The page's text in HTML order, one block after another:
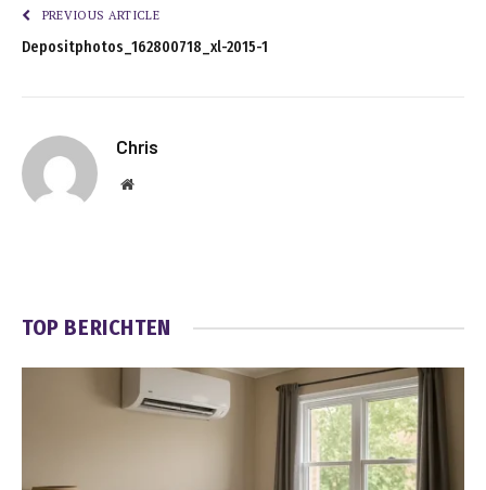
PREVIOUS ARTICLE
Depositphotos_162800718_xl-2015-1
Chris
Website
TOP BERICHTEN